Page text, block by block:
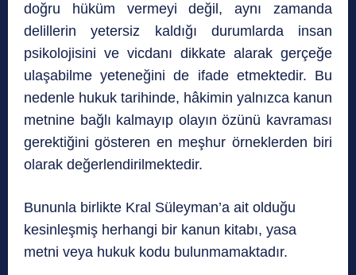
doğru hüküm vermeyi değil, aynı zamanda
delillerin yetersiz kaldığı durumlarda insan
psikolojisini ve vicdanı dikkate alarak gerçeğe
ulaşabilme yeteneğini de ifade etmektedir. Bu
nedenle hukuk tarihinde, hâkimin yalnızca kanun
metnine bağlı kalmayıp olayın özünü kavraması
gerektiğini gösteren en meşhur örneklerden biri
olarak değerlendirilmektedir.
Bununla birlikte Kral Süleyman’a ait olduğu
kesinleşmiş herhangi bir kanun kitabı, yasa
metni veya hukuk kodu bulunmamaktadır.